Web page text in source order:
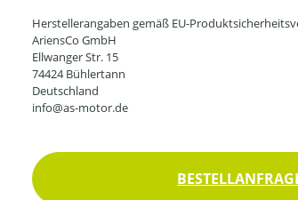
Herstellerangaben gemäß EU-
AriensCo GmbH
Ellwanger Str. 15
74424 Bühlertann
Deutschland
info@as-motor.de